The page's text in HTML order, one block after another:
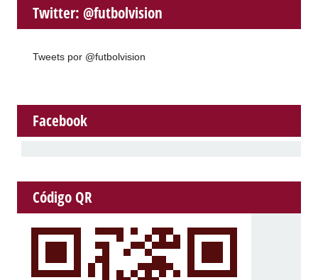
Twitter: @futbolvision
Tweets por @futbolvision
Facebook
Código QR